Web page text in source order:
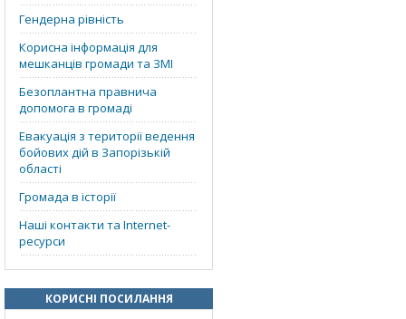
Гендерна рівність
Корисна інформація для
мешканців громади та ЗМІ
Безоплантна правнича
допомога в громаді
Евакуація з території ведення
бойових дій в Запорізькій
області
Громада в історії
Наші контакти та Internet-
ресурси
КОРИСНІ ПОСИЛАННЯ